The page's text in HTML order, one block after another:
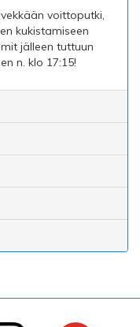
voittoputki,
kukistamiseen
jälleen tuttuun
n. klo 17:15!